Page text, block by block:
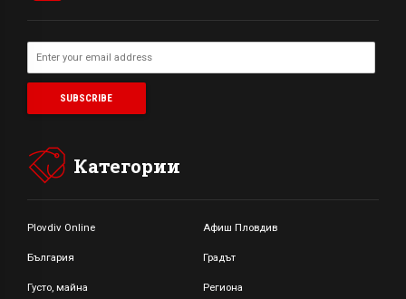
Категории
Plovdiv Online Афиш Пловдив
България Градът
Густо, майна Региона